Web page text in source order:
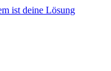
ist deine Lösung